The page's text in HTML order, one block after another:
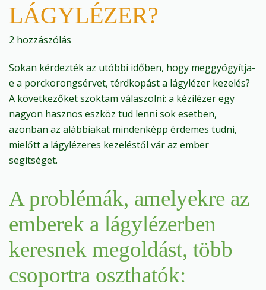
LÁGYLÉZER?
2 hozzászólás
Sokan kérdezték az utóbbi időben, hogy meggyógyítja-
e a porckorongsérvet, térdkopást a lágylézer kezelés?
A következőket szoktam válaszolni: a kézilézer egy
nagyon hasznos eszköz tud lenni sok esetben,
azonban az alábbiakat mindenképp érdemes tudni,
mielőtt a lágylézeres kezeléstől vár az ember
segítséget.
A problémák, amelyekre az
emberek a lágylézerben
keresnek megoldást, több
csoportra oszthatók: